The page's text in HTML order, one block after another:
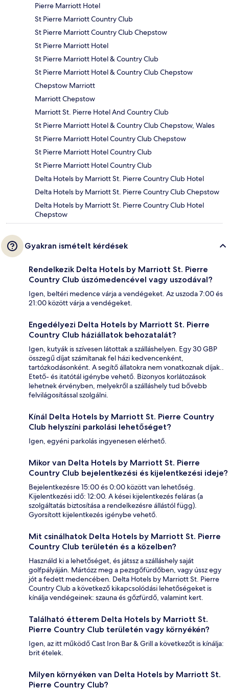
Pierre Marriott Hotel
St Pierre Marriott Country Club
St Pierre Marriott Country Club Chepstow
St Pierre Marriott Hotel
St Pierre Marriott Hotel & Country Club
St Pierre Marriott Hotel & Country Club Chepstow
Chepstow Marriott
Marriott Chepstow
Marriott St. Pierre Hotel And Country Club
St Pierre Marriott Hotel & Country Club Chepstow, Wales
St Pierre Marriott Hotel Country Club Chepstow
St Pierre Marriott Hotel Country Club
St Pierre Marriott Hotel Country Club
Delta Hotels by Marriott St. Pierre Country Club Hotel
Delta Hotels by Marriott St. Pierre Country Club Chepstow
Delta Hotels by Marriott St. Pierre Country Club Hotel
Chepstow
Gyakran ismételt kérdések
Rendelkezik Delta Hotels by Marriott St. Pierre
Country Club úszómedencével vagy uszodával?
Igen, beltéri medence várja a vendégeket. Az uszoda 7:00 és
21:00 között várja a vendégeket.
Engedélyezi Delta Hotels by Marriott St. Pierre
Country Club háziállatok behozatalát?
Igen, kutyák is szívesen látottak a szálláshelyen. Egy 30 GBP
összegű díjat számítanak fel házi kedvencenként,
tartózkodásonként. A segítő állatokra nem vonatkoznak díjak..
Etető- és itatótál igénybe vehető. Bizonyos korlátozások
lehetnek érvényben, melyekről a szálláshely tud bővebb
felvilágosítással szolgálni.
Kínál Delta Hotels by Marriott St. Pierre Country
Club helyszíni parkolási lehetőséget?
Igen, egyéni parkolás ingyenesen elérhető.
Mikor van Delta Hotels by Marriott St. Pierre
Country Club bejelentkezési és kijelentkezési ideje?
Bejelentkezésre 15:00 és 0:00 között van lehetőség.
Kijelentkezési idő: 12:00. A kései kijelentkezés feláras (a
szolgáltatás biztosítása a rendelkezésre állástól függ).
Gyorsított kijelentkezés igénybe vehető.
Mit csinálhatok Delta Hotels by Marriott St. Pierre
Country Club területén és a közelben?
Használd ki a lehetőséget, és játssz a szálláshely saját
golfpályáján. Mártózz meg a pezsgőfürdőben, vagy ússz egy
jót a fedett medencében. Delta Hotels by Marriott St. Pierre
Country Club a következő kikapcsolódási lehetőségeket is
kínálja vendégeinek: szauna és gőzfürdő, valamint kert.
Található étterem Delta Hotels by Marriott St.
Pierre Country Club területén vagy környékén?
Igen, az itt működő Cast Iron Bar & Grill a következőt is kínálja:
brit ételek.
Milyen környéken van Delta Hotels by Marriott St.
Pierre Country Club?